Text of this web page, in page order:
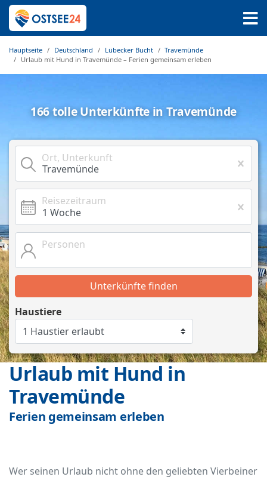
Hauptseite Deutschland Lübecker Bucht
Travemünde
Urlaub mit Hund in Travemünde – Ferien gemeinsam erleben
166 tolle Unterkünfte in Travemünde
Ort, Unterkunft
Reisezeitraum
Personen
Unterkünfte finden
Haustiere
Urlaub mit Hund in
Travemünde
Ferien gemeinsam erleben
Wer seinen Urlaub nicht ohne den geliebten Vierbeiner